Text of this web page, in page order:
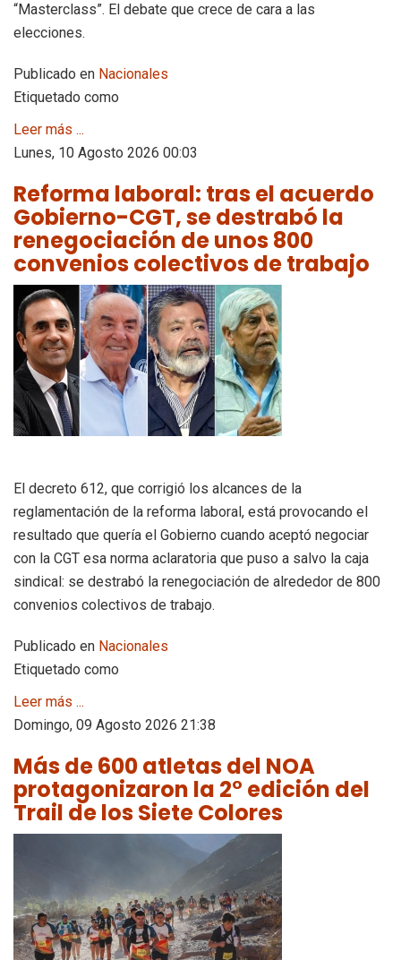
“Masterclass”. El debate que crece de cara a las
elecciones.
Publicado en Nacionales
Etiquetado como
Leer más ...
Lunes, 10 Agosto 2026 00:03
Reforma laboral: tras el acuerdo
Gobierno-CGT, se destrabó la
renegociación de unos 800
convenios colectivos de trabajo
El decreto 612, que corrigió los alcances de la
reglamentación de la reforma laboral, está provocando el
resultado que quería el Gobierno cuando aceptó negociar
con la CGT esa norma aclaratoria que puso a salvo la caja
sindical: se destrabó la renegociación de alrededor de 800
convenios colectivos de trabajo.
Publicado en Nacionales
Etiquetado como
Leer más ...
Domingo, 09 Agosto 2026 21:38
Más de 600 atletas del NOA
protagonizaron la 2° edición del
Trail de los Siete Colores